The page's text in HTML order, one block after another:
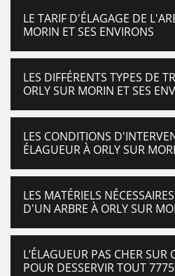
LE TARIF D'ÉLAGAGE DE
MORIN ET SES ENVIRONS
LES DIFFÉRENTS TYPES DE
ORLY SUR MORIN ET SES
LES CONDITIONS
ÉLAGUEUR À ORLY SUR
LES MATÉRIELS
D'UN ARBRE À ORLY SUR
L’ÉLAGUEUR PAS CHER SUR
POUR DESSERVIR TOUT